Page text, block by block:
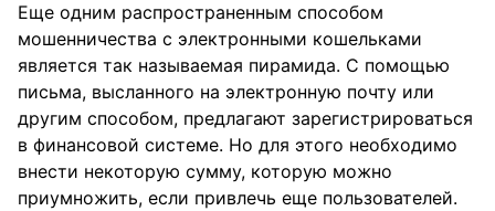
Еще одним распространенным способом
мошенничества с электронными кошельками
является так называемая пирамида. С помощью
письма, высланного на электронную почту или
другим способом, предлагают зарегистрироваться
в финансовой системе. Но для этого необходимо
внести некоторую сумму, которую можно
приумножить, если привлечь еще пользователей.